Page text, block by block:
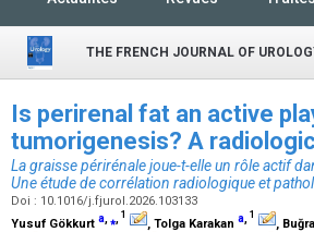
THE FRENCH JOURNAL OF
Is perirenal fat an active
tumorigenesis? A
La graisse périrénale joue-t-elle un rôle actif
Une étude de corrélation radiologique et
Doi : 10.1016/j.fjurol.2026.103133
Yusuf Gökkurt a,⁎, 1
, Tolga Karakan a, 1
,